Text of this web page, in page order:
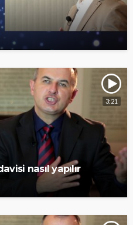
3:21
nasıl yapılır